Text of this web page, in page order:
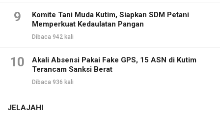
9
Komite Tani Muda Kutim, Siapkan SDM Petani
Memperkuat Kedaulatan Pangan
Dibaca 942 kali
10
Akali Absensi Pakai Fake GPS, 15 ASN di Kutim
Terancam Sanksi Berat
Dibaca 936 kali
JELAJAHI